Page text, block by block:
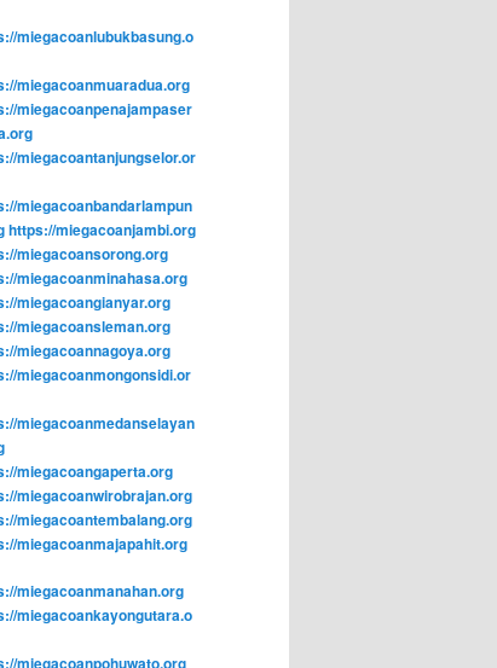
miegacoanlubukbasung.o
miegacoanmuaradua.org
miegacoanpenajampaser
miegacoantanjungselor.or
miegacoanbandarlampun
https://miegacoanjambi.org
miegacoansorong.org
miegacoanminahasa.org
miegacoangianyar.org
miegacoansleman.org
miegacoannagoya.org
miegacoanmongonsidi.or
miegacoanmedanselayan
miegacoangaperta.org
miegacoanwirobrajan.org
miegacoantembalang.org
miegacoanmajapahit.org
miegacoanmanahan.org
miegacoankayongutara.o